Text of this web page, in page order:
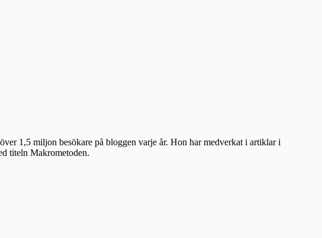
1,5 miljon besökare på bloggen varje år. Hon har medverkat i artiklar i
titeln Makrometoden.